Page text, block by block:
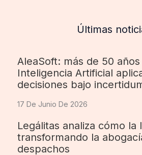
Últimas
AleaSoft: más de 50
Inteligencia Artificial
decisiones bajo
17 De Junio De 2026
Legálitas analiza cómo la
transformando la
despachos